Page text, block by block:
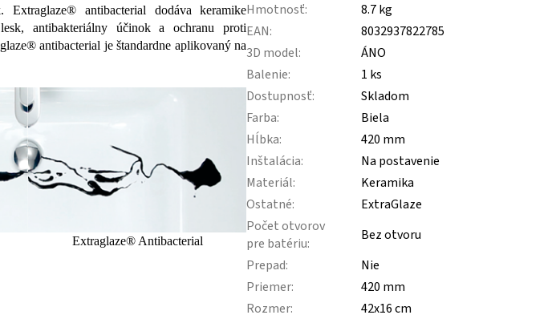
antibacterial dodáva keramike
antibakteriálny účinok a ochranu proti
antibacterial je štandardne aplikovaný na
Extraglaze® Antibacterial
Hmotnosť:
8.7 kg
EAN:
8032937822785
3D model:
ÁNO
Balenie:
1 ks
Dostupnosť:
Skladom
Farba:
Biela
Hĺbka:
420 mm
Inštalácia:
Na postavenie
Materiál:
Keramika
Ostatné:
ExtraGlaze
Počet otvorov
pre batériu:
Bez otvoru
Prepad:
Nie
Priemer:
420 mm
Rozmer:
42x16 cm